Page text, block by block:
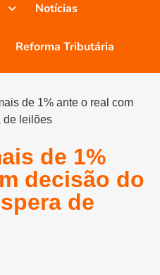
Notícias
Reforma Tributária
de 1% ante o real com
de leilões
de 1%
decisão do
de